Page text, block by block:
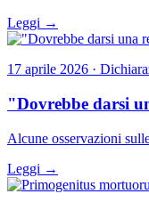
Leggi →
17 aprile 2026 ·
"Dovrebbe darsi
Alcune osservazioni
Leggi →